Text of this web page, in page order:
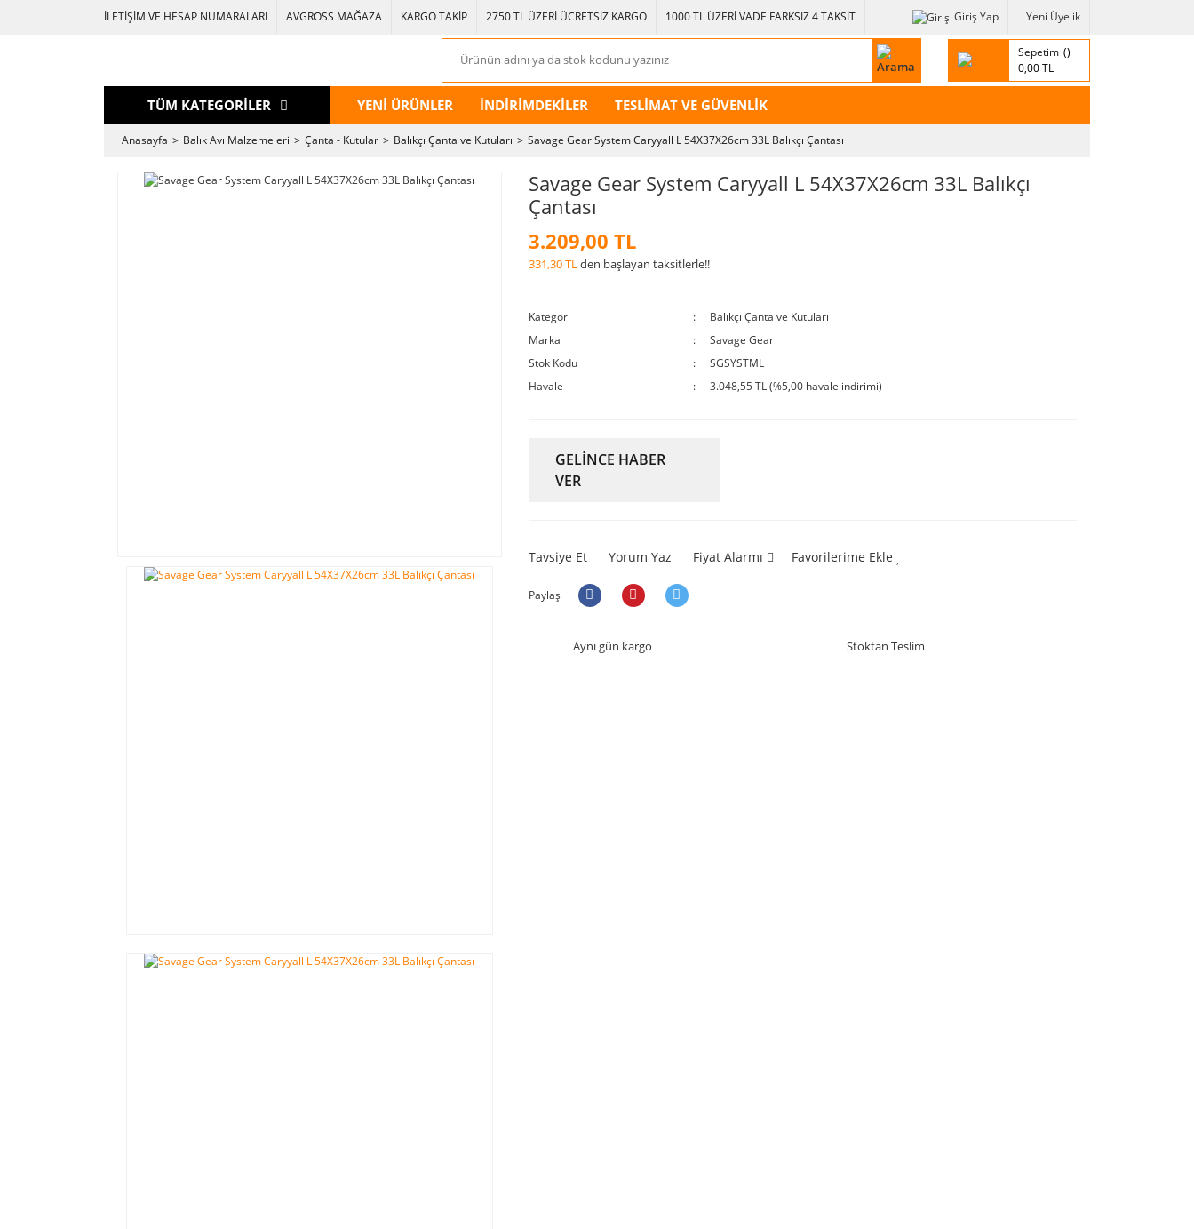
İLETİŞİM VE HESAP NUMARALARI AVGROSS MAĞAZA KARGO TAKİP 2750 TL ÜZERİ ÜCRETSİZ KARGO 1000 TL ÜZERİ VADE FARKSIZ 4 TAKSİT Giriş Yap Yeni Üyelik
Sepetim
0,00 TL
TÜM KATEGORİLER YENİ ÜRÜNLER İNDİRİMDEKİLER TESLİMAT VE GÜVENLİK
Anasayfa Balık Avı Malzemeleri Çanta - Kutular Balıkçı Çanta ve Kutuları Savage Gear System Caryyall L 54X37X26cm 33L Balıkçı Çantası
Savage Gear System Caryyall L 54X37X26cm 33L Balıkçı
Çantası
3.209,00 TL
331,30 TLden başlayan taksitlerle!!
Kategori
Balıkçı Çanta ve Kutuları
Marka
Savage Gear
Stok Kodu
SGSYSTML
Havale
3.048,55 TL (%5,00 havale indirimi)
GELİNCE HABER
VER
Tavsiye Et Yorum Yaz Fiyat Alarmı Favorilerime Ekle
Paylaş
Aynı gün kargo Stoktan Teslim